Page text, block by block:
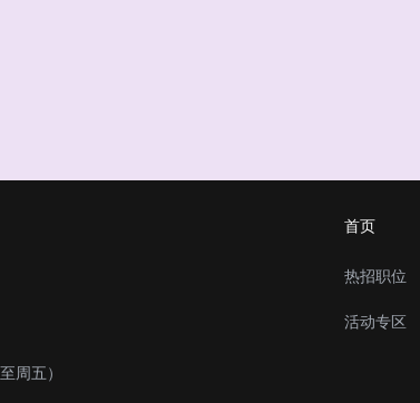
周五）
首页
热招职位
活动专区